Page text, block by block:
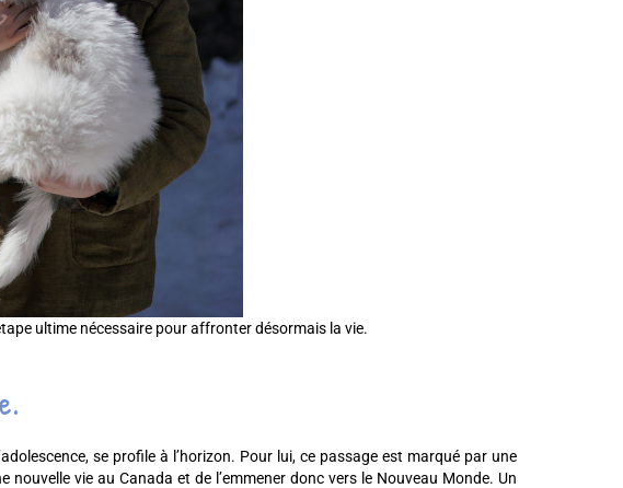
ultime nécessaire pour affronter désormais la vie.
se profile à l’horizon. Pour lui, ce passage est marqué par une
vie au Canada et de l’emmener donc vers le Nouveau Monde. Un